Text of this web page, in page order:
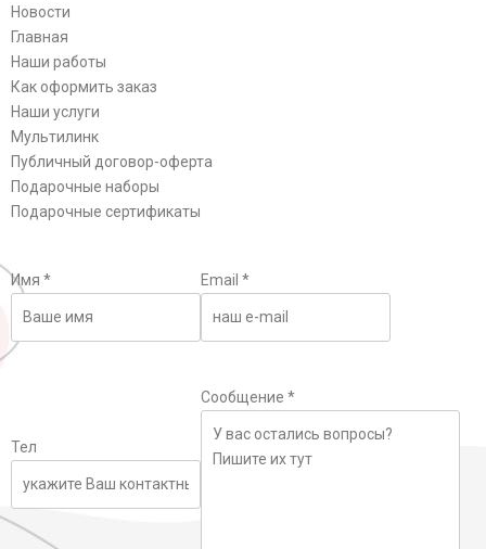
Новости
Главная
Наши работы
Как оформить заказ
Наши услуги
Мультилинк
Публичный договор-оферта
Подарочные наборы
Подарочные сертификаты
Имя * Email *
Тел
Сообщение *